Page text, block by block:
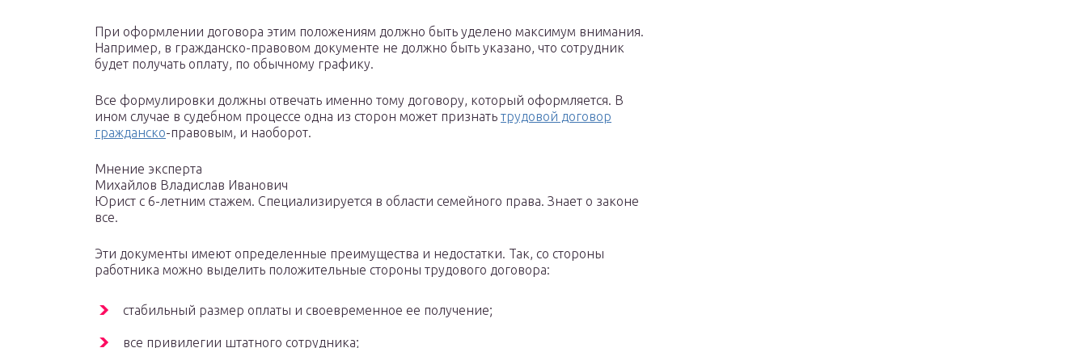
При оформлении договора этим положениям должно быть уделено максимум внимания.
Например, в гражданско-правовом документе не должно быть указано, что сотрудник
будет получать оплату, по обычному графику.
Все формулировки должны отвечать именно тому договору, который оформляется. В
ином случае в судебном процессе одна из сторон может признать трудовой договор
гражданско-правовым, и наоборот.
Мнение эксперта
Михайлов Владислав Иванович
Юрист с 6-летним стажем. Специализируется в области семейного права. Знает о законе
все.
Эти документы имеют определенные преимущества и недостатки. Так, со стороны
работника можно выделить положительные стороны трудового договора:
стабильный размер оплаты и своевременное ее получение;
все привилегии штатного сотрудника;